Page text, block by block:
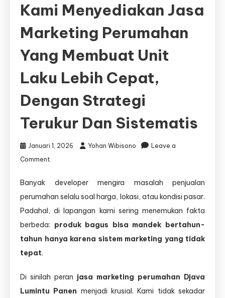
Kami Menyediakan Jasa
Marketing Perumahan
Yang Membuat Unit
Laku Lebih Cepat,
Dengan Strategi
Terukur Dan Sistematis
Januari 1, 2026 Yohan Wibisono
Leave a
Comment
Menyediakan
Marketing
Perumahan
Membuat
Unit
dengan
Strategi
Banyak developer mengira masalah penjualan
perumahan selalu soal harga, lokasi, atau kondisi pasar.
Padahal, di lapangan kami sering menemukan fakta
berbeda: produk bagus bisa mandek bertahun-
tahun hanya karena sistem marketing yang tidak
tepat.
Di sinilah peran jasa marketing perumahan Djava
Lumintu Panen menjadi krusial. Kami tidak sekadar